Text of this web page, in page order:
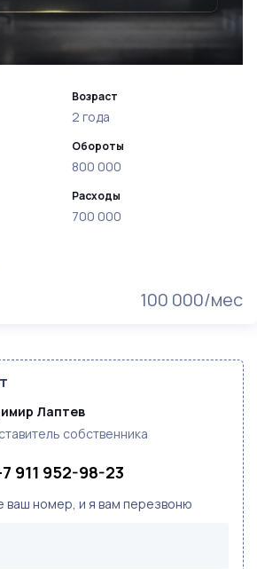
100 000/мес
Возраст
2 года
Обороты
800 000
Расходы
700 000
Лаптев
собственника
911 952-98-23
ваш номер, и я вам перезвоню